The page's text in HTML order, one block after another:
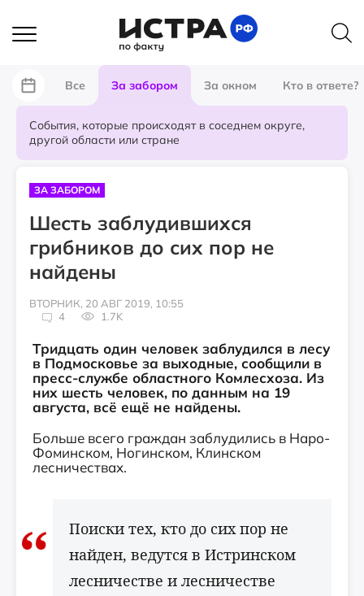
Все За забором За окном Кто в ответе?
События, которые происходят в соседнем округе,
другой области или стране
ЗА ЗАБОРОМ
Шесть заблудившихся
грибников до сих пор не
найдены
ВТОРНИК, 20 АВГ 2019, 10:55
4
1.7K
Тридцать один человек заблудился в лесу
в Подмосковье за выходные, сообщили в
пресс-службе областного Комлесхоза. Из
них шесть человек, по данным на 19
августа, всё ещё не найдены.
Больше всего граждан заблудились в Наро-
Фоминском, Ногинском, Клинском
лесничествах.
Поиски тех, кто до сих пор не
найден, ведутся в Истринском
лесничестве и лесничестве